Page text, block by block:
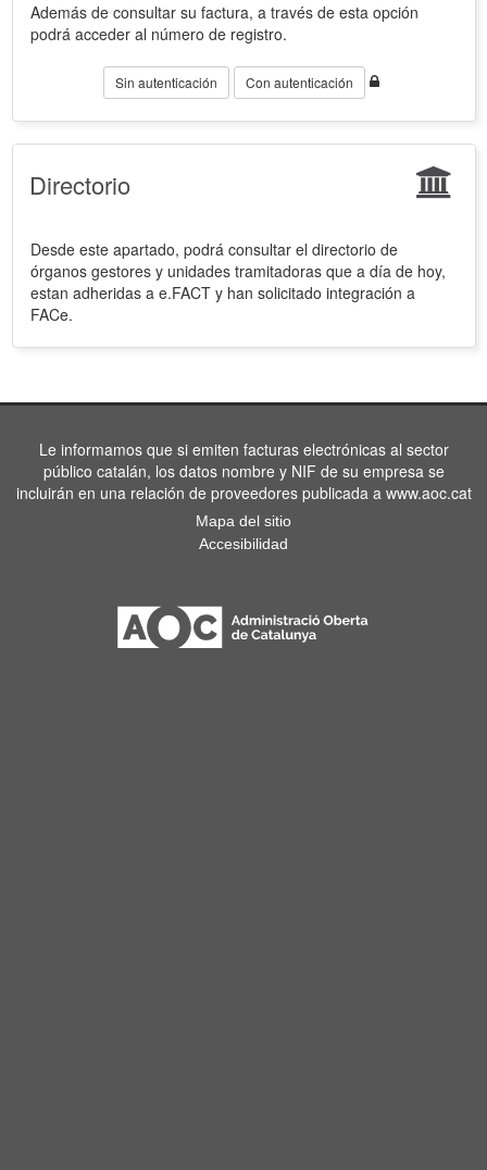
Además de consultar su factura, a través de esta opción
podrá acceder al número de registro.
Sin autenticación Con autenticación
Directorio
Desde este apartado, podrá consultar el directorio de
órganos gestores y unidades tramitadoras que a día de hoy,
estan adheridas a e.FACT y han solicitado integración a
FACe.
Le informamos que si emiten facturas electrónicas al sector
público catalán, los datos nombre y NIF de su empresa se
incluirán en una relación de proveedores publicada a www.aoc.cat
Mapa del sitio
Accesibilidad